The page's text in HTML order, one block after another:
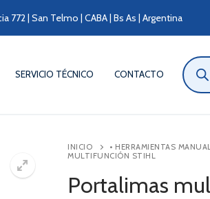
772 | San Telmo | CABA | Bs As | Argentina
SERVICIO TÉCNICO CONTACTO
de
INICIO • HERRAMIENTAS
MULTIFUNCIÓN STIHL
Portalimas